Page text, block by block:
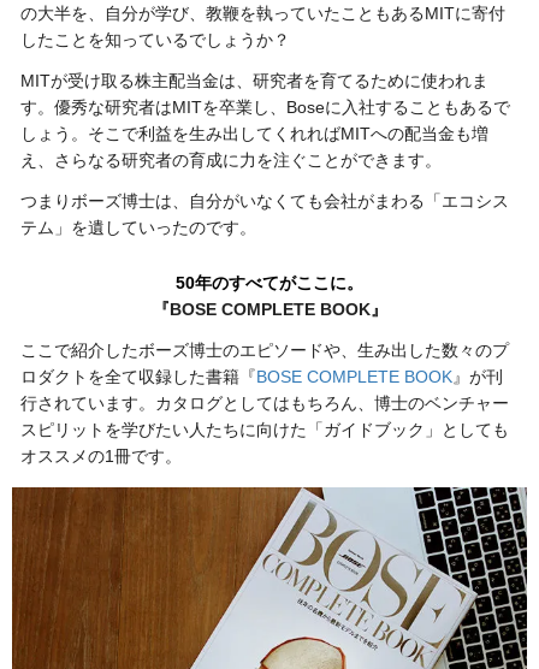
の大半を、自分が学び、教鞭を執っていたこともあるMITに寄付
したことを知っているでしょうか？
MITが受け取る株主配当金は、研究者を育てるために使われま
す。優秀な研究者はMITを卒業し、Boseに入社することもあるで
しょう。そこで利益を生み出してくれればMITへの配当金も増
え、さらなる研究者の育成に力を注ぐことができます。
つまりボーズ博士は、自分がいなくても会社がまわる「エコシス
テム」を遺していったのです。
50年のすべてがここに。
『BOSE COMPLETE BOOK』
ここで紹介したボーズ博士のエピソードや、生み出した数々のプ
ロダクトを全て収録した書籍『BOSE COMPLETE BOOK』が刊
行されています。カタログとしてはもちろん、博士のベンチャー
スピリットを学びたい人たちに向けた「ガイドブック」としても
オススメの1冊です。